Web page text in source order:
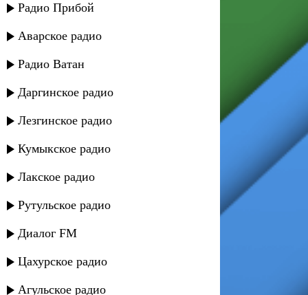
Радио Прибой
Аварское радио
Радио Ватан
Даргинское радио
Лезгинское радио
Кумыкское радио
Лакское радио
Рутульское радио
Диалог FM
Цахурское радио
Агульское радио